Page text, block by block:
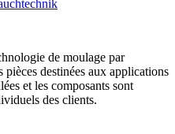
de moulage par
destinées aux applications
et les composants sont
des clients.